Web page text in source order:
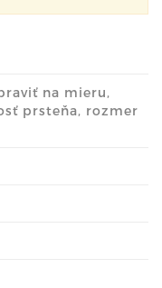
na mieru,
prsteňa, rozmer